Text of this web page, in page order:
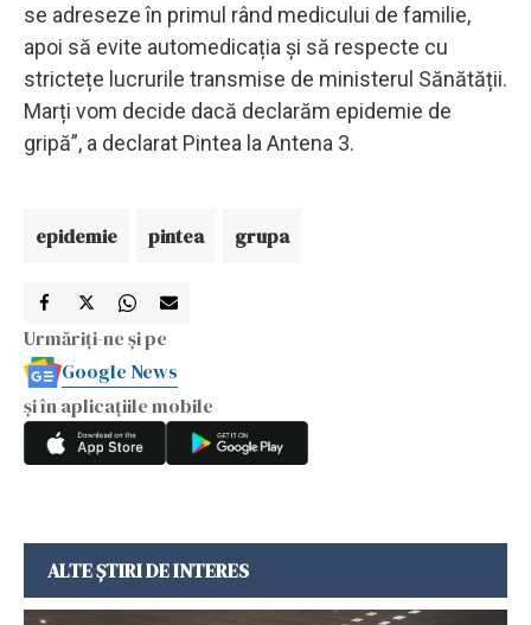
se adreseze în primul rând medicului de familie,
apoi să evite automedicația și să respecte cu
strictețe lucrurile transmise de ministerul Sănătății.
Marți vom decide dacă declarăm epidemie de
gripă”, a declarat Pintea la Antena 3.
epidemie pintea grupa
Urmăriți-ne și pe
Google News
și în aplicațiile mobile
ALTE ȘTIRI DE INTERES